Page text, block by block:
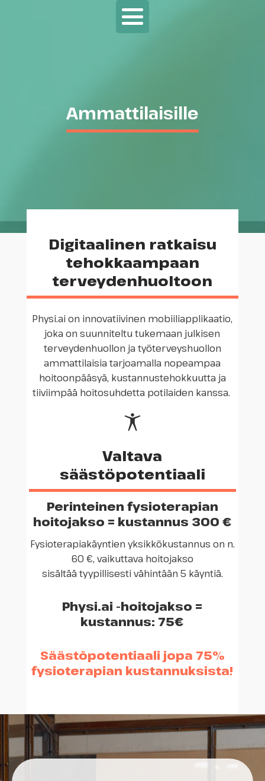
Ammattilaisille
Digitaalinen ratkaisu
tehokkaampaan
terveydenhuoltoon
Physi.ai on innovatiivinen mobiiliapplikaatio,
joka on suunniteltu tukemaan julkisen
terveydenhuollon ja työterveyshuollon
ammattilaisia tarjoamalla nopeampaa
hoitoonpääsyä, kustannustehokkuutta ja
tiiviimpää hoitosuhdetta potilaiden kanssa.
Valtava
säästöpotentiaali
Perinteinen fysioterapian
hoitojakso = kustannus 300 €
Fysioterapiakäyntien yksikkökustannus on n.
60 €, vaikuttava hoitojakso
sisältää tyypillisesti vähintään 5 käyntiä.
Physi.ai -hoitojakso =
kustannus: 75€
Säästöpotentiaali jopa 75%
fysioterapian kustannuksista!